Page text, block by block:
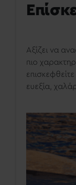
Αξίζει να
πιο
επισκεφθείτε
ευεξία,